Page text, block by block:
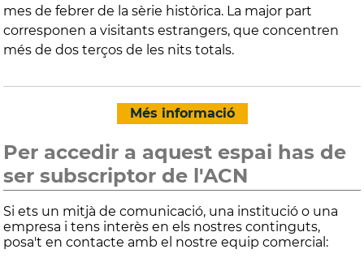
mes de febrer de la sèrie històrica. La major part
corresponen a visitants estrangers, que concentren
més de dos terços de les nits totals.
Més informació
Per accedir a aquest espai has de
ser subscriptor de l'ACN
Si ets un mitjà de comunicació, una institució o una
empresa i tens interès en els nostres continguts,
posa't en contacte amb el nostre equip comercial: